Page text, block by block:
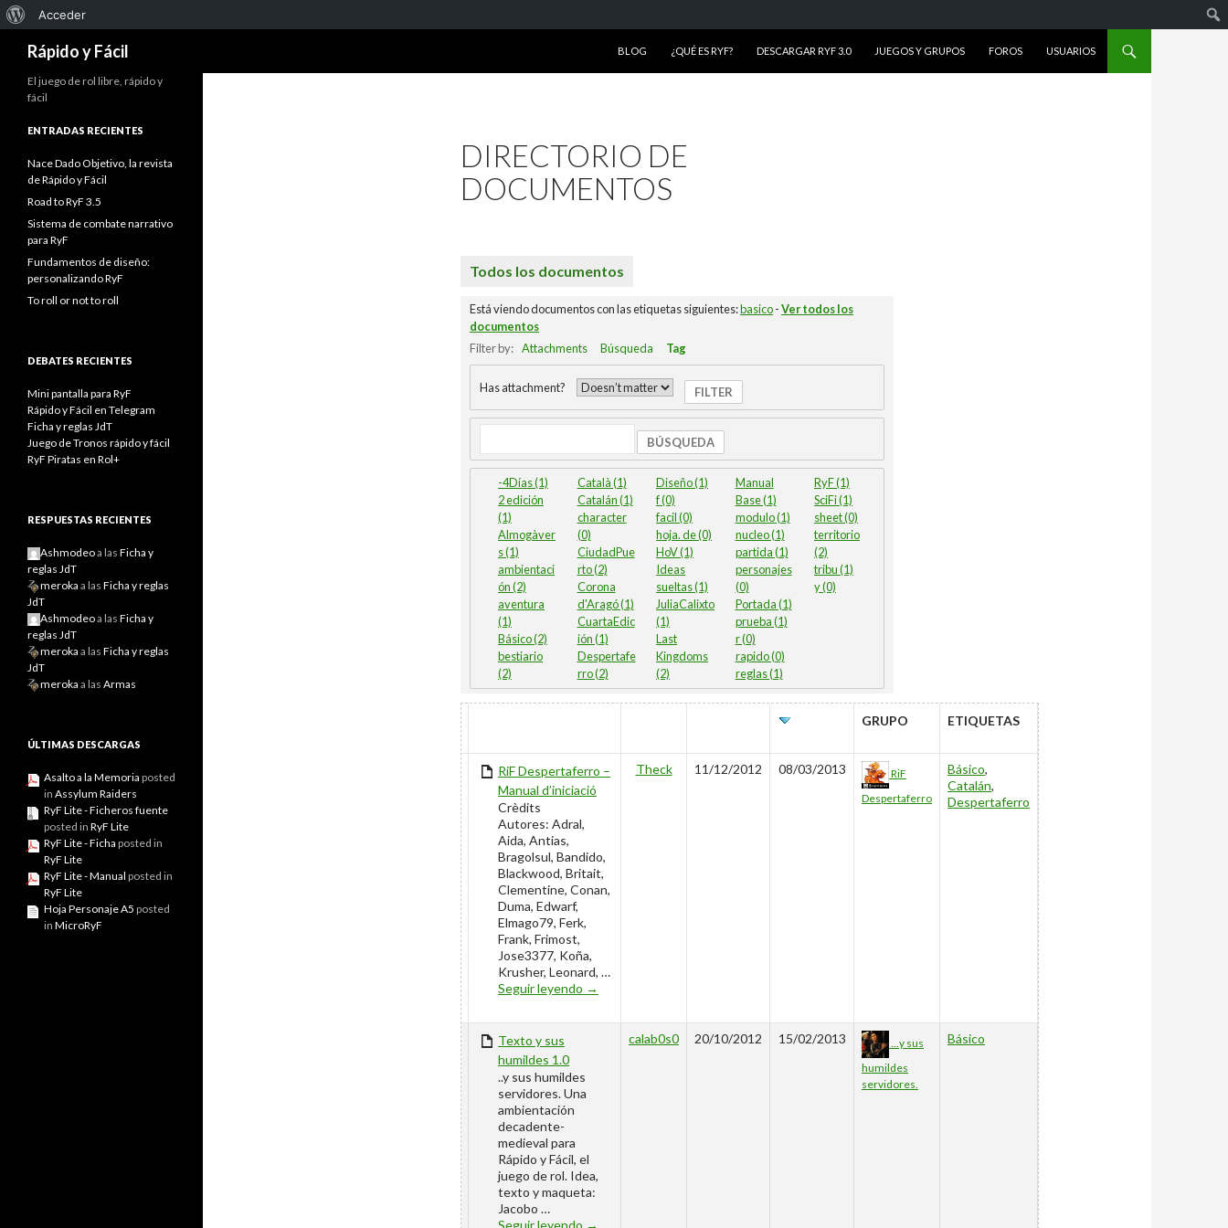
Acerca
de
Acceder
Rápido y Fácil
BLOG
¿QUÉ ES RYF? DESCARGAR RYF 3.0 JUEGOS Y GRUPOS FOROS USUARIOS
DIRECTORIO DE
DOCUMENTOS
Todos los documentos
Está viendo documentos con las etiquetas siguientes:basico-Ver todos los
documentos
Filter by: Attachments Búsqueda Tag
Has attachment?
-4Días (1)
2 edición
(1)
Almogàver
s (1)
ambientaci
ón (2)
aventura
(1)
Básico (2)
bestiario
(2)
Català (1)
Catalán (1)
character
(0)
CiudadPue
rto (2)
Corona
d'Aragó (1)
CuartaEdic
ión (1)
Despertafe
rro (2)
Diseño (1)
f (0)
facil (0)
hoja. de (0)
HoV (1)
Ideas
sueltas (1)
JuliaCalixto
(1)
Last
Kingdoms
(2)
Manual
Base (1)
modulo (1)
nucleo (1)
partida (1)
personajes
(0)
Portada (1)
prueba (1)
r (0)
rapido (0)
reglas (1)
RyF (1)
SciFi (1)
sheet (0)
territorio
(2)
tribu (1)
y (0)
GRUPO ETIQUETAS
RiF Despertaferro –
Manual d’iniciació
Crèdits
Autores: Adral,
Aida, Antias,
Bragolsul, Bandido,
Blackwood, Britait,
Clementine, Conan,
Duma, Edwarf,
Elmago79, Ferk,
Frank, Frimost,
Jose3377, Koña,
Krusher, Leonard, …
Seguir leyendo RiF Despertaferro – Manual d’iniciació
→
Theck 11/12/2012 08/03/2013
RiF
Despertaferro
Básico,
Catalán,
Despertaferro
Texto y sus
humildes 1.0
..y sus humildes
servidores. Una
ambientación
decadente-
medieval para
Rápido y Fácil, el
juego de rol. Idea,
texto y maqueta:
Jacobo …
Seguir leyendo Texto y sus humildes 1.0
→
calab0s0 20/10/2012 15/02/2013
…y sus
humildes
servidores.
Básico
El juego de rol libre, rápido y
fácil
ENTRADAS RECIENTES
Nace Dado Objetivo, la revista
de Rápido y Fácil
Road to RyF 3.5
Sistema de combate narrativo
para RyF
Fundamentos de diseño:
personalizando RyF
To roll or not to roll
DEBATES RECIENTES
Mini pantalla para RyF
Rápido y Fácil en Telegram
Ficha y reglas JdT
Juego de Tronos rápido y fácil
RyF Piratas en Rol+
RESPUESTAS RECIENTES
Ashmodeoa las Ficha y
reglas JdT
meroka a las Ficha y reglas
JdT
Ashmodeoa las Ficha y
reglas JdT
meroka a las Ficha y reglas
JdT
meroka a las Armas
ÚLTIMAS DESCARGAS
Asalto a la Memoria posted
in Assylum Raiders
RyF Lite - Ficheros fuente
posted in RyF Lite
RyF Lite - Ficha posted in
RyF Lite
RyF Lite - Manual posted in
RyF Lite
Hoja Personaje A5 posted
in MicroRyF